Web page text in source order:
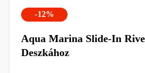
-12%
Aqua Marina Slide-In
Deszkához